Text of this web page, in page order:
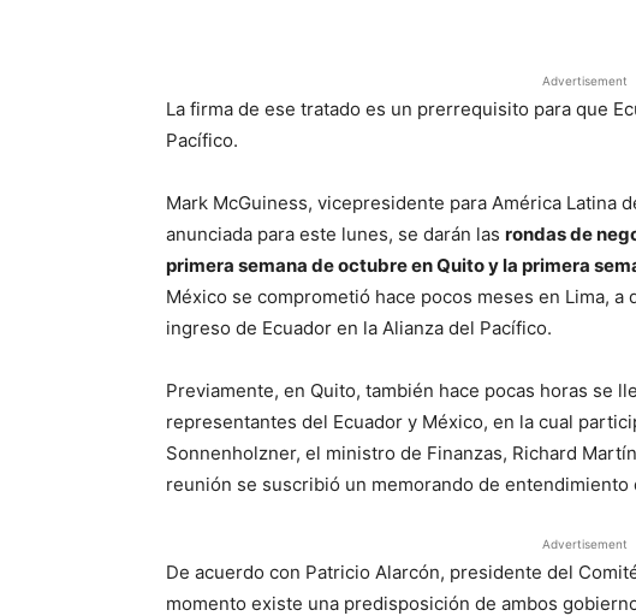
Advertisement
La firma de ese tratado es un prerrequisito para que
Pacífico.
Mark McGuiness, vicepresidente para América Latina
anunciada para este lunes, se darán las rondas de
primera semana de octubre en Quito y la primera
México se comprometió hace pocos meses en Lima,
ingreso de Ecuador en la Alianza del Pacífico.
Previamente, en Quito, también hace pocas horas se
representantes del Ecuador y México, en la cual
Sonnenholzner, el ministro de Finanzas, Richard
reunión se suscribió un memorando de
Advertisement
De acuerdo con Patricio Alarcón, presidente del
momento existe una predisposición de ambos